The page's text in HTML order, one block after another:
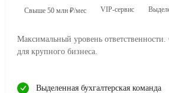
Свыше 50 млн ₽/мес VIP-сервис
Максимальный уровень
для крупного бизнеса.
Выделенная бухгалтерская команда